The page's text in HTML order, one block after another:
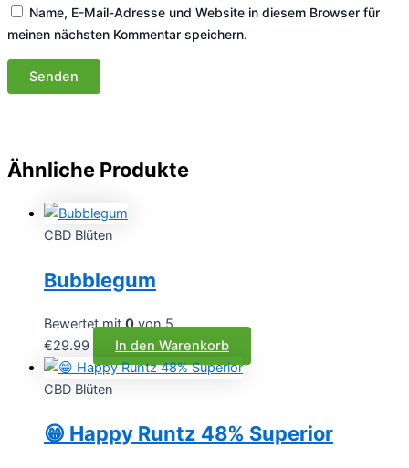
Name, E-Mail-Adresse und Website in diesem Browser für
meinen nächsten Kommentar speichern.
Ähnliche Produkte
CBD Blüten
Bubblegum
Bewertet mit0von 5
€29.99 In den Warenkorb
CBD Blüten
😁 Happy Runtz 48% Superior